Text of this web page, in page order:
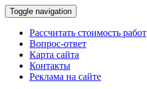
Toggle navigation
Рассчитать стоимость работ
Вопрос-ответ
Карта сайта
Контакты
Реклама на сайте